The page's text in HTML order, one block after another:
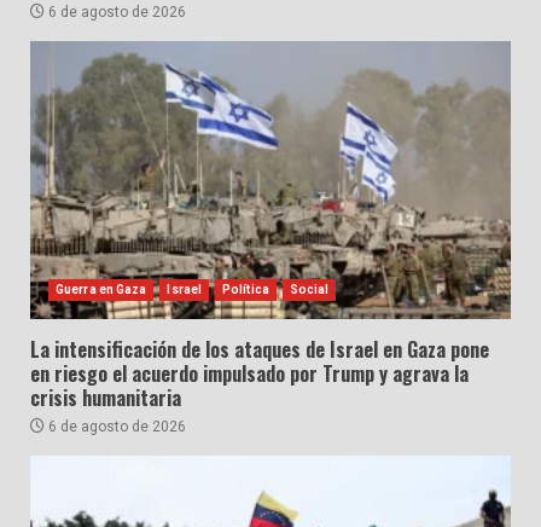
6 de agosto de 2026
Guerra en Gaza Israel Política Social
La intensificación de los ataques de Israel en Gaza pone
en riesgo el acuerdo impulsado por Trump y agrava la
crisis humanitaria
6 de agosto de 2026